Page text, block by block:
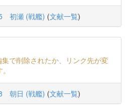
初瀬 (戦艦) (文献一覧)
集で削除されたか、リンク先が変
朝日 (戦艦) (文献一覧)